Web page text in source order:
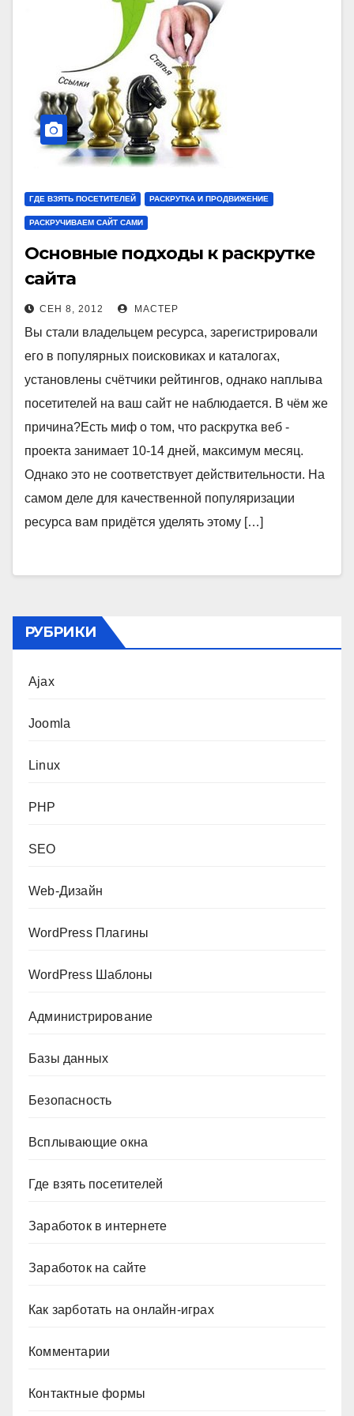
ГДЕ ВЗЯТЬ ПОСЕТИТЕЛЕЙ РАСКРУТКА И ПРОДВИЖЕНИЕ
РАСКРУЧИВАЕМ САЙТ САМИ
Основные подходы к раскрутке
сайта
СЕН 8, 2012 МАСТЕР
Вы стали владельцем ресурса, зарегистрировали
его в популярных поисковиках и каталогах,
установлены счётчики рейтингов, однако наплыва
посетителей на ваш сайт не наблюдается. В чём же
причина?Есть миф о том, что раскрутка веб -
проекта занимает 10-14 дней, максимум месяц.
Однако это не соответствует действительности. На
самом деле для качественной популяризации
ресурса вам придётся уделять этому […]
РУБРИКИ
Ajax
Joomla
Linux
PHP
SEO
Web-Дизайн
WordPress Плагины
WordPress Шаблоны
Администрирование
Базы данных
Безопасность
Всплывающие окна
Где взять посетителей
Заработок в интернете
Заработок на сайте
Как зарботать на онлайн-играх
Комментарии
Контактные формы